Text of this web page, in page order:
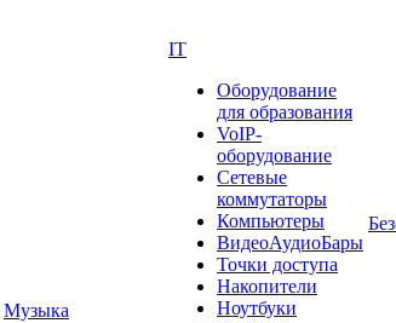
Музыка
IT
Оборудование
для образования
VoIP-
оборудование
Сетевые
коммутаторы
Компьютеры
ВидеоАудиоБары
Точки доступа
Накопители
Ноутбуки